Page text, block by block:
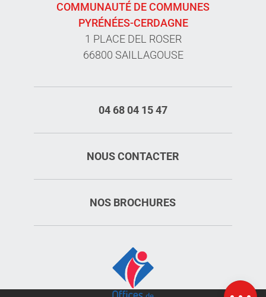
Carte
COMMUNAUTÉ DE COMMUNES
PYRÉNÉES-CERDAGNE
1 PLACE DEL ROSER
66800 SAILLAGOUSE
04 68 04 15 47
NOUS CONTACTER
NOS BROCHURES